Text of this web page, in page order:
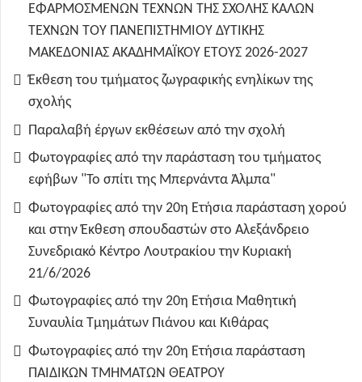
ΕΦΑΡΜΟΣΜΕΝΩΝ ΤΕΧΝΩΝ ΤΗΣ ΣΧΟΛΗΣ ΚΑΛΩΝ
ΤΕΧΝΩΝ ΤΟΥ ΠΑΝΕΠΙΣΤΗΜΙΟΥ ΔΥΤΙΚΗΣ
ΜΑΚΕΔΟΝΙΑΣ ΑΚΑΔΗΜΑΪΚΟΥ ΕΤΟΥΣ 2026-2027
Έκθεση του τμήματος ζωγραφικής ενηλίκων της
σχολής
Παραλαβή έργων εκθέσεων από την σχολή
Φωτογραφίες από την παράσταση του τμήματος
εφήβων "Το σπίτι της Μπερνάντα Άλμπα"
Φωτογραφίες από την 20η Ετήσια παράσταση χορού
και στην Έκθεση σπουδαστών στο Αλεξάνδρειο
Συνεδριακό Κέντρο Λουτρακίου την Κυριακή
21/6/2026
Φωτογραφίες από την 20η Ετήσια Μαθητική
Συναυλία Τμημάτων Πιάνου και Κιθάρας
Φωτογραφίες από την 20η Ετήσια παράσταση
ΠΑΙΔΙΚΩΝ ΤΜΗΜΑΤΩΝ ΘΕΑΤΡΟΥ